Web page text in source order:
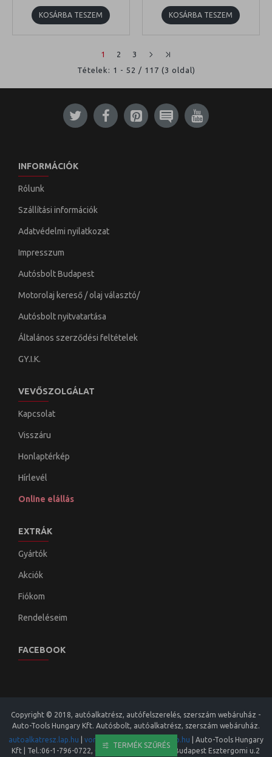
KOSÁRBA TESZEM KOSÁRBA TESZEM
1 2
3
Tételek: 1 - 52 / 117 (3 oldal)
INFORMÁCIÓK
Rólunk
Szállítási információk
Adatvédelmi nyilatkozat
Impresszum
Autósbolt Budapest
Motorolaj kereső / olaj választó/
Autósbolt nyitvatartása
Általános szerződési feltételek
GY.I.K.
VEVŐSZOLGÁLAT
Kapcsolat
Visszáru
Honlaptérkép
Hírlevél
Online elállás
EXTRÁK
Gyártók
Akciók
Fiókom
Rendeléseim
FACEBOOK
Copyright © 2018, autóalkatrész, autófelszerelés, szerszám webáruház -
Auto-Tools Hungary Kft. Autósbolt, autóalkatrész, szerszám webáruház.
autoalkatresz.lap.hu
vonohorog.lap.hu auto.lap.hu
Auto-Tools Hungary
Kft | Tel.:06-1-796-0722, 06-20-413 8973|1133 Budapest Esztergomi u.2
TERMÉK SZŰRÉS